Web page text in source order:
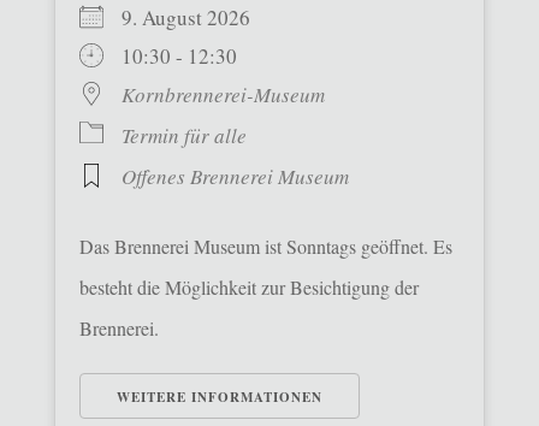
9. August 2026
10:30 - 12:30
Kornbrennerei-Museum
Termin für alle
Offenes Brennerei Museum
Das Brennerei Museum ist Sonntags geöffnet. Es
besteht die Möglichkeit zur Besichtigung der
Brennerei.
WEITERE INFORMATIONEN